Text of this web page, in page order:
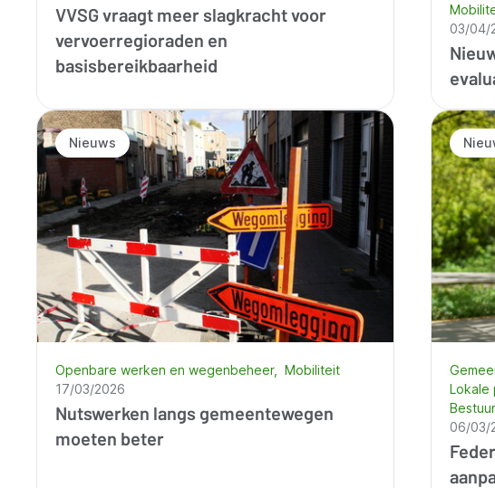
VVSG vraagt meer slagkracht voor
vervoerregioraden en
basisbereikbaarheid
03/04/
Nieuws
Nutswerken langs gemeentewegen
moeten beter
Openbare werken en wegenbeheer
Mobiliteit
17/03/2026
Lokale
06/03/